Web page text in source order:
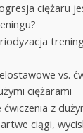
ciężaru
vs.
ciężarami
ćwiczenia z
ciągi,